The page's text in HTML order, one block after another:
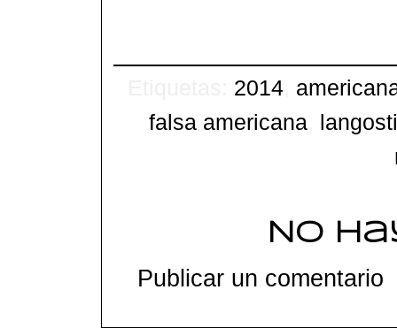
2014
falsa americana
No
Publicar un comentario